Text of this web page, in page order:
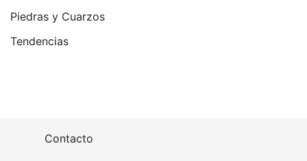
Piedras y Cuarzos
Tendencias
Contacto